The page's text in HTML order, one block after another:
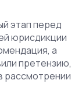
этап перед
юрисдикции
а
претензию,
рассмотрении